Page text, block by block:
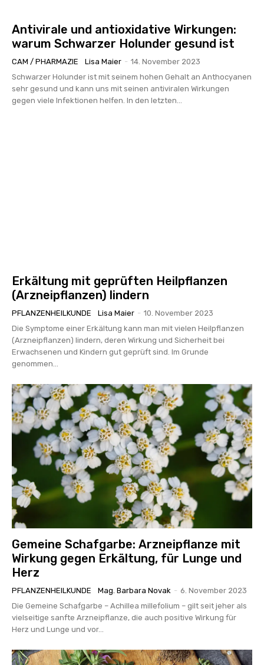
Antivirale und antioxidative Wirkungen:
warum Schwarzer Holunder gesund ist
CAM / PHARMAZIE Lisa Maier - 14. November 2023
Schwarzer Holunder ist mit seinem hohen Gehalt an Anthocyanen
sehr gesund und kann uns mit seinen antiviralen Wirkungen
gegen viele Infektionen helfen. In den letzten...
Erkältung mit geprüften Heilpflanzen
(Arzneipflanzen) lindern
PFLANZENHEILKUNDE Lisa Maier - 10. November 2023
Die Symptome einer Erkältung kann man mit vielen Heilpflanzen
(Arzneipflanzen) lindern, deren Wirkung und Sicherheit bei
Erwachsenen und Kindern gut geprüft sind. Im Grunde
genommen...
Gemeine Schafgarbe: Arzneipflanze mit
Wirkung gegen Erkältung, für Lunge und
Herz
PFLANZENHEILKUNDE Mag. Barbara Novak - 6. November 2023
Die Gemeine Schafgarbe – Achillea millefolium – gilt seit jeher als
vielseitige sanfte Arzneipflanze, die auch positive Wirkung für
Herz und Lunge und vor...